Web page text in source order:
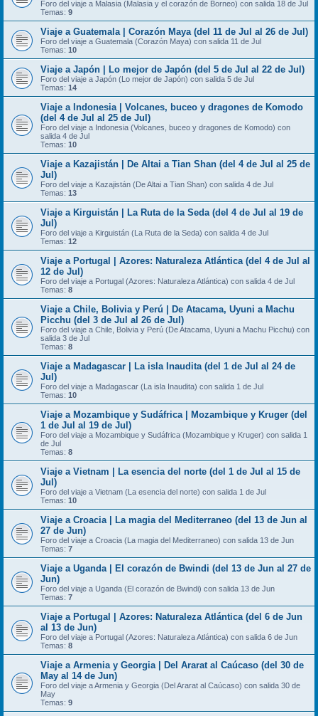
Foro del viaje a Malasia (Malasia y el corazón de Borneo) con salida 18 de Jul
Temas: 9
Viaje a Guatemala | Corazón Maya (del 11 de Jul al 26 de Jul)
Foro del viaje a Guatemala (Corazón Maya) con salida 11 de Jul
Temas: 10
Viaje a Japón | Lo mejor de Japón (del 5 de Jul al 22 de Jul)
Foro del viaje a Japón (Lo mejor de Japón) con salida 5 de Jul
Temas: 14
Viaje a Indonesia | Volcanes, buceo y dragones de Komodo
(del 4 de Jul al 25 de Jul)
Foro del viaje a Indonesia (Volcanes, buceo y dragones de Komodo) con
salida 4 de Jul
Temas: 10
Viaje a Kazajistán | De Altai a Tian Shan (del 4 de Jul al 25 de
Jul)
Foro del viaje a Kazajistán (De Altai a Tian Shan) con salida 4 de Jul
Temas: 13
Viaje a Kirguistán | La Ruta de la Seda (del 4 de Jul al 19 de
Jul)
Foro del viaje a Kirguistán (La Ruta de la Seda) con salida 4 de Jul
Temas: 12
Viaje a Portugal | Azores: Naturaleza Atlántica (del 4 de Jul al
12 de Jul)
Foro del viaje a Portugal (Azores: Naturaleza Atlántica) con salida 4 de Jul
Temas: 8
Viaje a Chile, Bolivia y Perú | De Atacama, Uyuni a Machu
Picchu (del 3 de Jul al 26 de Jul)
Foro del viaje a Chile, Bolivia y Perú (De Atacama, Uyuni a Machu Picchu) con
salida 3 de Jul
Temas: 8
Viaje a Madagascar | La isla Inaudita (del 1 de Jul al 24 de
Jul)
Foro del viaje a Madagascar (La isla Inaudita) con salida 1 de Jul
Temas: 10
Viaje a Mozambique y Sudáfrica | Mozambique y Kruger (del
1 de Jul al 19 de Jul)
Foro del viaje a Mozambique y Sudáfrica (Mozambique y Kruger) con salida 1
de Jul
Temas: 8
Viaje a Vietnam | La esencia del norte (del 1 de Jul al 15 de
Jul)
Foro del viaje a Vietnam (La esencia del norte) con salida 1 de Jul
Temas: 10
Viaje a Croacia | La magia del Mediterraneo (del 13 de Jun al
27 de Jun)
Foro del viaje a Croacia (La magia del Mediterraneo) con salida 13 de Jun
Temas: 7
Viaje a Uganda | El corazón de Bwindi (del 13 de Jun al 27 de
Jun)
Foro del viaje a Uganda (El corazón de Bwindi) con salida 13 de Jun
Temas: 7
Viaje a Portugal | Azores: Naturaleza Atlántica (del 6 de Jun
al 13 de Jun)
Foro del viaje a Portugal (Azores: Naturaleza Atlántica) con salida 6 de Jun
Temas: 8
Viaje a Armenia y Georgia | Del Ararat al Caúcaso (del 30 de
May al 14 de Jun)
Foro del viaje a Armenia y Georgia (Del Ararat al Caúcaso) con salida 30 de
May
Temas: 9